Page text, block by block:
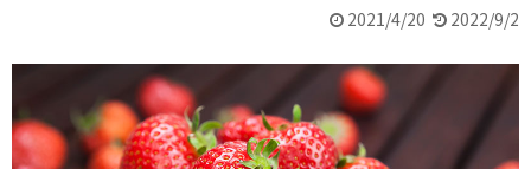
2021/4/20
2022/9/2